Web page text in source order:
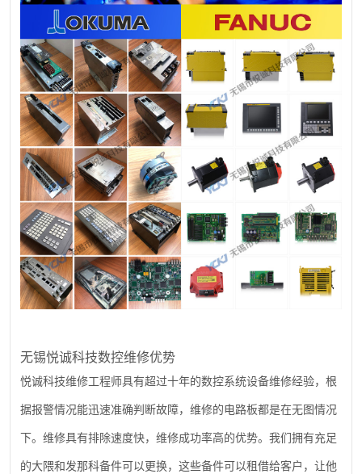
无锡悦诚科技数控维修优势
悦诚科技维修工程师具有超过十年的数控系统设备维修经验，根
据报警情况能迅速准确判断故障，维修的电路板都是在无图情况
下。维修具有排除速度快，维修成功率高的优势。我们拥有充足
的大隈和发那科备件可以更换，这些备件可以租借给客户，让他